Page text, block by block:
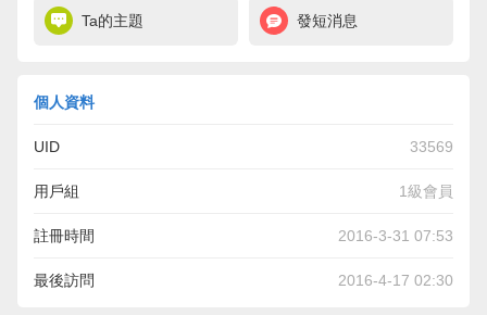
Ta的主題 發短消息
個人資料
UID 33569
用戶組 1級會員
註冊時間 2016-3-31 07:53
最後訪問 2016-4-17 02:30